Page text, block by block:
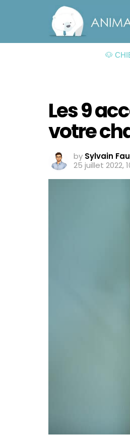
🐶
Les 9
votre
by Sylvain
25 juillet 2022,